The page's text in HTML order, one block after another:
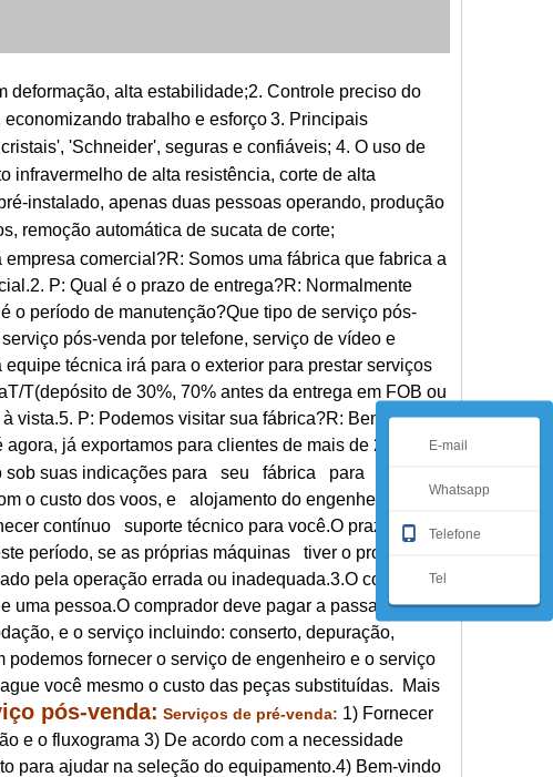
deformação, alta estabilidade;2. Controle preciso do
trabalho e esforço3. Principais
'Schneider', seguras e confiáveis; 4. O uso de
infravermelho de alta resistência, corte de alta
instalado, apenas duas pessoas operando, produção
remoção automática de sucata de corte;
comercial?R: Somos uma fábrica que fabrica a
P: Qual é o prazo de entrega?R: Normalmente
o período de manutenção?Que tipo de serviço pós-
pós-venda por telefone, serviço de vídeo e
técnica irá para o exterior para prestar serviços
T(depósito de 30%, 70% antes da entrega em FOB ou
vista.5. P: Podemos visitar sua fábrica?R: Bem-vindo a
já exportamos para clientes de mais de 20
sob suas indicações para seu fábrica para
o custo dos voos, e alojamento do engenheiro.2.Se
contínuo suporte técnico para você.O prazo de
período, se as próprias máquinas tiver o problema,
pela operação errada ou inadequada.3.O comprador
uma pessoa.O comprador deve pagar a passagem
e o serviço incluindo: conserto, depuração,
fornecer o serviço de engenheiro e o serviço
você mesmo o custo das peças substituídas. Mais
pós-venda: Serviços de pré-venda: 1) Fornecer
e o fluxograma 3) De acordo com a necessidade
para ajudar na seleção do equipamento.4) Bem-vindo
E-mail
Whatsapp
Telefone
Tel